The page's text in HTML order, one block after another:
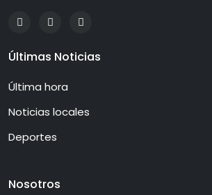
Últimas Noticias
Última hora
Noticias locales
Deportes
Nosotros